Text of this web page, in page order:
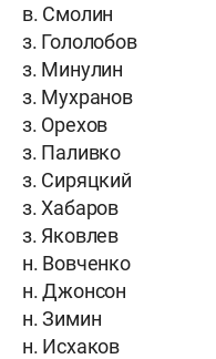
в. Смолин
з. Гололобов
з. Минулин
з. Мухранов
з. Орехов
з. Паливко
з. Сиряцкий
з. Хабаров
з. Яковлев
н. Вовченко
н. Джонсон
н. Зимин
н. Исхаков